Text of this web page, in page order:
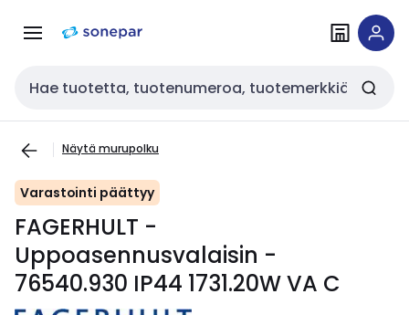
navigointiinsisältöön
Haku
Näytä murupolku
Varastointi päättyy
FAGERHULT -
Uppoasennusvalaisin -
76540.930 IP44 1731.20W VA C